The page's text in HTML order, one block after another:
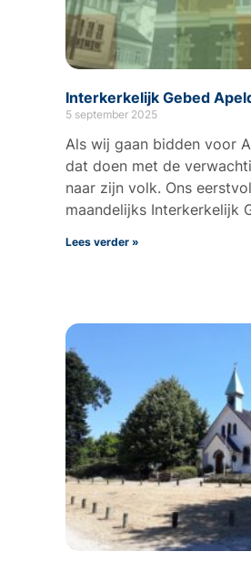
Interkerkelijk Gebed
5 september 2025
Als wij gaan bidden voor
dat doen met de
naar zijn volk. Ons
maandelijks Interkerkelijk
Lees verder »